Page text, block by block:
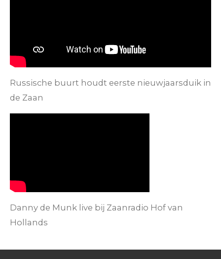
Russische buurt houdt eerste nieuwjaarsduik in
de Zaan
Danny de Munk live bij Zaanradio Hof van
Hollands